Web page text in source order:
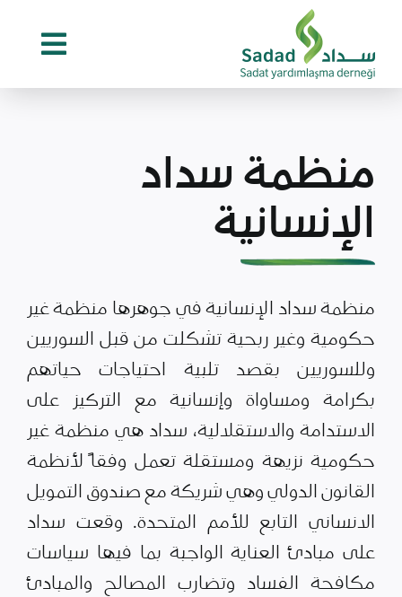
content
منظمة سداد
الإنسانية
منظمة سداد الإنسانية في جوهرها منظمة غير
حكومية وغير ربحية تشكلت من قبل السوريين
وللسوريين بقصد تلبية احتياجات حياتهم
بكرامة ومساواة وإنسانية مع التركيز على
الاستدامة والاستقلالية، سداد هي منظمة غير
حكومية نزيهة ومستقلة تعمل وفقاً لأنظمة
القانون الدولي وهي شريكة مع صندوق التمويل
الانساني التابع للأمم المتحدة. وقعت سداد
على مبادئ العناية الواجبة بما فيها سياسات
مكافحة الفساد وتضارب المصالح والمبادئ